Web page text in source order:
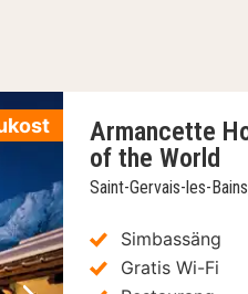
Armancette
of the World
Saint-Gervais-les-
Simbassäng
Gratis Wi-Fi